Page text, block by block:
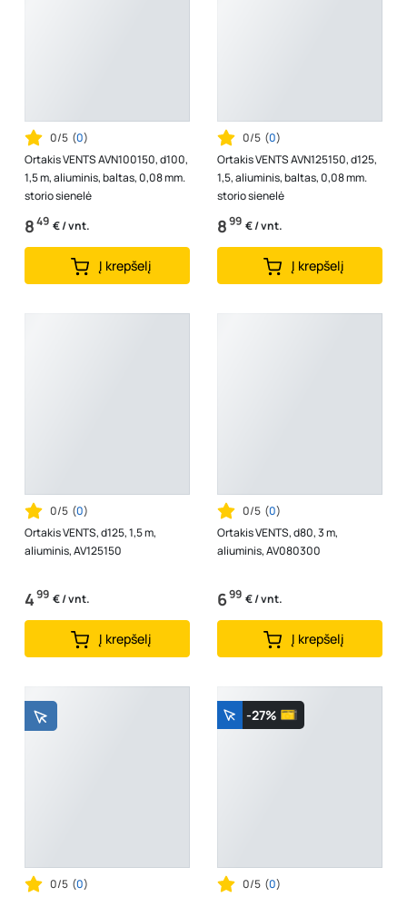
0/5 (0)
Ortakis VENTS AVN100150, d100,
1,5 m, aliuminis, baltas, 0,08 mm.
storio sienelė
849 € / vnt.
Į krepšelį
0/5 (0)
Ortakis VENTS AVN125150, d125,
1,5, aliuminis, baltas, 0,08 mm.
storio sienelė
899 € / vnt.
Į krepšelį
0/5 (0)
Ortakis VENTS, d125, 1,5 m,
aliuminis, AV125150
499 € / vnt.
Į krepšelį
0/5 (0)
Ortakis VENTS, d80, 3 m,
aliuminis, AV080300
699 € / vnt.
Į krepšelį
0/5 (0)
-27%
0/5 (0)